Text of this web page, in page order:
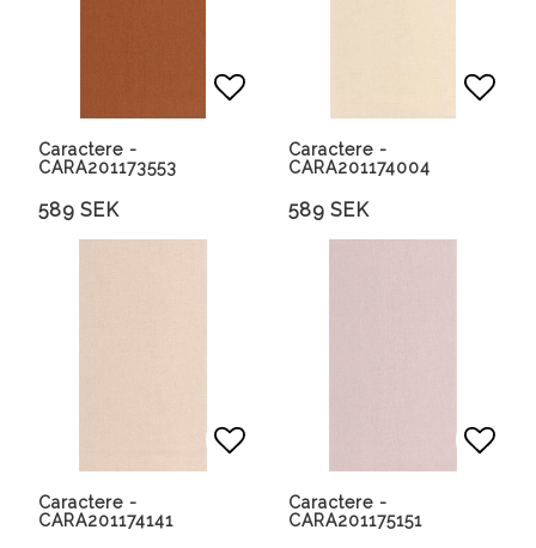
Lägg till i favoritlistan
Caractere -
CARA201173553
589 SEK
Caractere -
CARA201174004
589 SEK
Lägg till i favoritlistan
Caractere -
CARA201174141
Caractere -
CARA201175151